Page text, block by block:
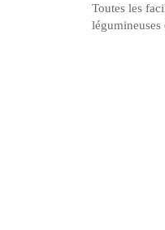
Toutes les